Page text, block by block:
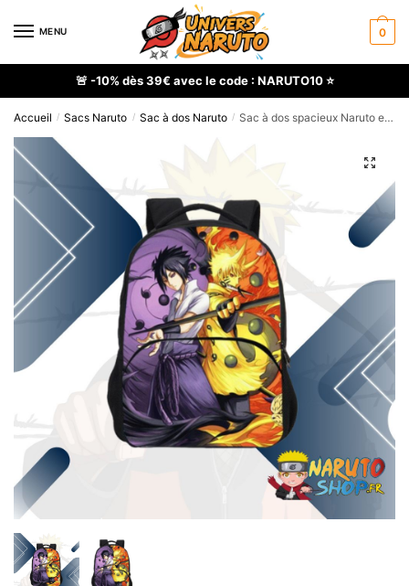
MENU 0
🚨 -10% dès 39€ avec le code : NARUTO10 ⭐
Accueil / Sacs Naruto / Sac à dos Naruto / Sac à dos spacieux Naruto et Sasuke à sangle réglable
🔍